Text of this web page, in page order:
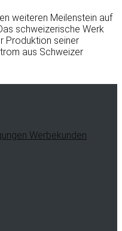
weiteren Meilenstein auf
schweizerische Werk
Produktion seiner
aus Schweizer
Werbekunden